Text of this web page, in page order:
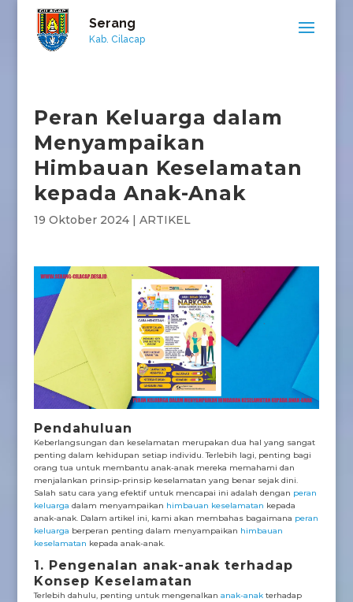
Serang
Kab. Cilacap
Peran Keluarga dalam
Menyampaikan
Himbauan Keselamatan
kepada Anak-Anak
19 Oktober 2024| ARTIKEL
Pendahuluan
Keberlangsungan dan keselamatan merupakan dua hal yang sangat
penting dalam kehidupan setiap individu. Terlebih lagi, penting bagi
orang tua untuk membantu anak-anak mereka memahami dan
menjalankan prinsip-prinsip keselamatan yang benar sejak dini.
Salah satu cara yang efektif untuk mencapai ini adalah dengan peran
keluarga dalam menyampaikan himbauan keselamatan kepada
anak-anak. Dalam artikel ini, kami akan membahas bagaimana peran
keluarga berperan penting dalam menyampaikan himbauan
keselamatan kepada anak-anak.
1. Pengenalan anak-anakterhadap
Konsep Keselamatan
Terlebih dahulu, penting untuk mengenalkan anak-anakterhadap